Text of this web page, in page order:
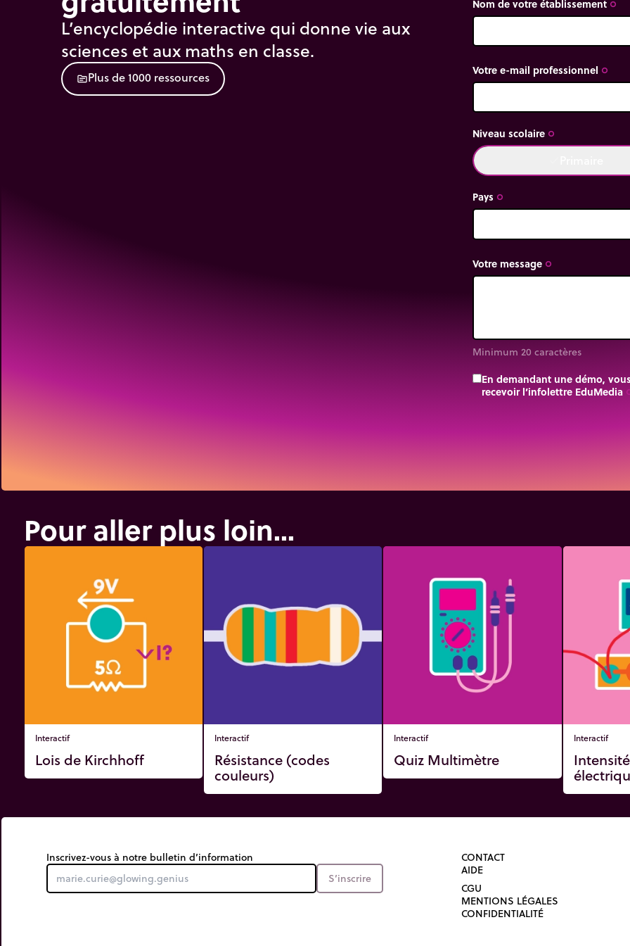
L’encyclopédie interactive qui donne vie aux
sciences et aux maths en classe.
sourcePlusde1000 ressources
Nom de votre établissement trip_origin
Votre e-mail professionnel trip_origin
Niveau scolaire trip_origin
Pays trip_origin
Votre message trip_origin
Minimum 20 caractères
En demandant une démo,
recevoir l’infolettre EduMedia
Pour aller plus loin...
Interactif
Lois de Kirchhoff
Interactif
Résistance (codes
couleurs)
Interactif
Quiz Multimètre
Interactif
Inscrivez-vous à notre bulletin d’information
S’inscrire
CONTACT
AIDE
CGU
MENTIONS LÉGALES
CONFIDENTIALITÉ